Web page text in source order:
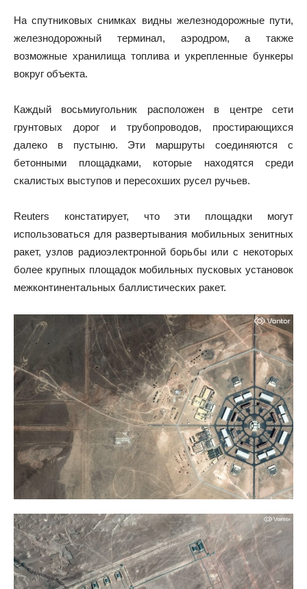
На спутниковых снимках видны железнодорожные пути,
железнодорожный терминал, аэродром, а также
возможные хранилища топлива и укрепленные бункеры
вокруг объекта.
Каждый восьмиугольник расположен в центре сети
грунтовых дорог и трубопроводов, простирающихся
далеко в пустыню. Эти маршруты соединяются с
бетонными площадками, которые находятся среди
скалистых выступов и пересохших русел ручьев.
Reuters констатирует, что эти площадки могут
использоваться для развертывания мобильных зенитных
ракет, узлов радиоэлектронной борьбы или с некоторых
более крупных площадок мобильных пусковых установок
межконтинентальных баллистических ракет.